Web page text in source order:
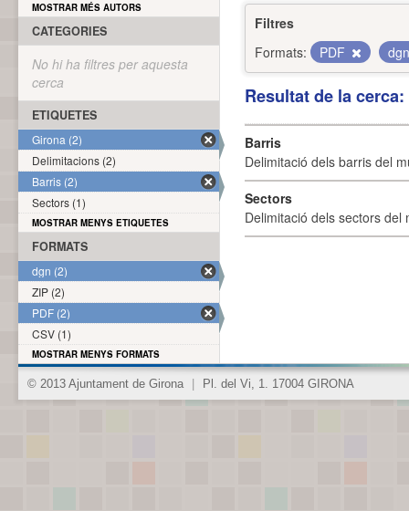
Filtres
Formats:
PDF
Resultat de la
Barris
Delimitació dels barris del
Sectors
Delimitació dels sectors del
MOSTRAR MÉS AUTORS
CATEGORIES
No hi ha filtres per aquesta
cerca
ETIQUETES
Girona (2)
Delimitacions (2)
Barris (2)
Sectors (1)
MOSTRAR MENYS ETIQUETES
FORMATS
dgn (2)
ZIP (2)
PDF (2)
CSV (1)
MOSTRAR MENYS FORMATS
© 2013 Ajuntament de Girona Pl. del Vi, 1. 17004 GIRONA